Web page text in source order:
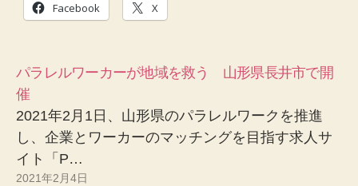
Facebook X
パラレルワーカーが地域を救う 山形県長井市で開
催
2021年2月1日、山形県のパラレルワークを推進
し、企業とワーカーのマッチングを目指す求人サ
イト「P…
2021年2月4日